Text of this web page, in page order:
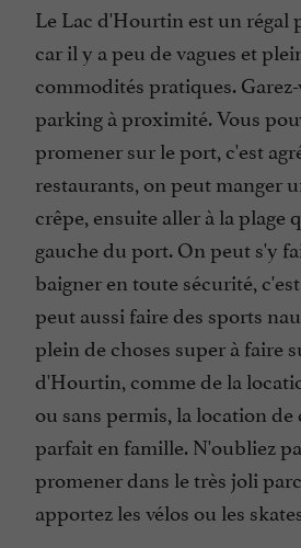
Le Lac d'Hourtin est un régal
car il y a peu de vagues et
commodités pratiques.
parking à proximité. Vous
promener sur le port, c'est
restaurants, on peut manger
crêpe, ensuite aller à la plage
gauche du port. On peut s'y
baigner en toute sécurité,
peut aussi faire des sports
plein de choses super à faire
d'Hourtin, comme de la
ou sans permis, la location de
parfait en famille. N'oubliez
promener dans le très joli
apportez les vélos ou les